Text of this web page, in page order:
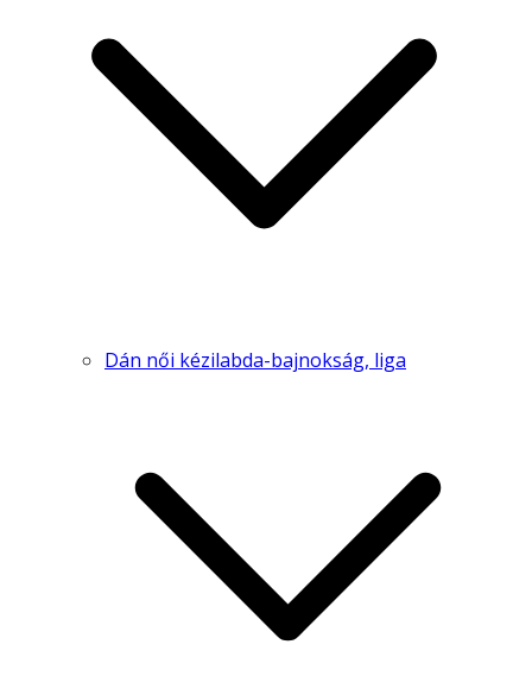
Dán női kézilabda-bajnokság, liga